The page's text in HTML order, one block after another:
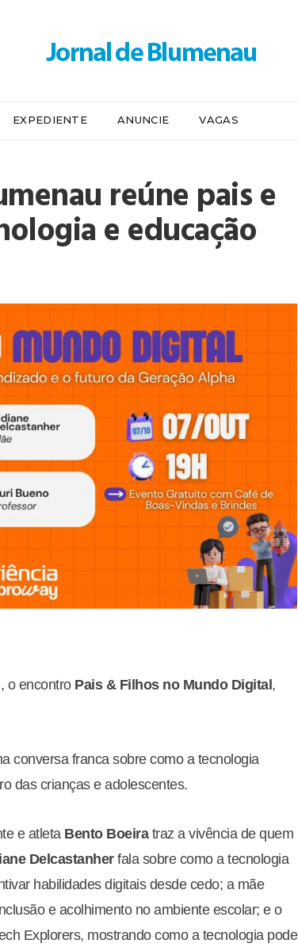
EXPEDIENTE ANUNCIE VAGAS
reúne pais e
e educação
o encontro Pais & Filhos no Mundo Digital ,
conversa franca sobre como a tecnologia
das crianças e adolescentes.
e atleta Bento Boeiratraz a vivência de quem
Delcastanherfala sobre como a tecnologia
habilidades digitais desde cedo; a mãe
e acolhimento no ambiente escolar; e o
Explorers, mostrando como a tecnologia pode